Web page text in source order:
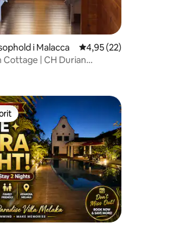
bedømmelse, 23 omtaler
i Malacca 4,95 ud af 5 i
4,95 (22)
Cottage | CH Durian